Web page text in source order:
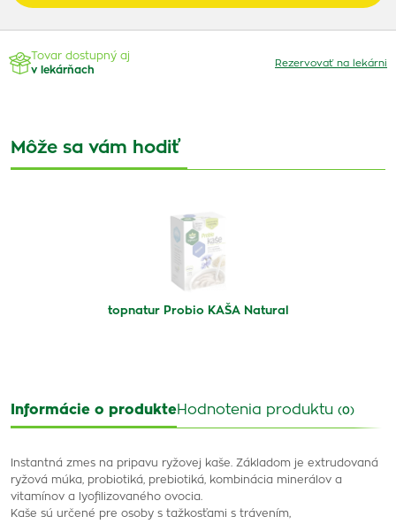
Tovar dostupný aj
v lekárňach
Rezervovať na lekárni
Môže sa vám hodiť
topnatur Probio KAŠA Natural
Informácie o produkteHodnotenia produktu (0)
Instantná zmes na pripavu ryžovej kaše. Základom je extrudovaná
ryžová múka, probiotiká, prebiotiká, kombinácia minerálov a
vitamínov a lyofilizovaného ovocia.
Kaše sú určené pre osoby s tažkosťami s trávením,